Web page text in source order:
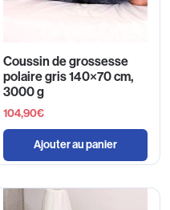
Coussin de grossesse
polaire gris 140×70 cm,
3000 g
104,90€
Ajouter au panier